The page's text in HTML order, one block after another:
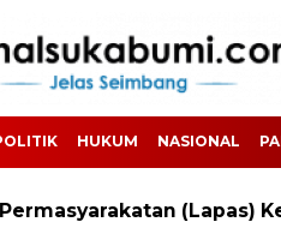
HUKUM NASIONAL
(Lapas)